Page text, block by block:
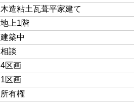
木造粘土瓦葺平家建て
地上1階
建築中
相談
4区画
1区画
所有権